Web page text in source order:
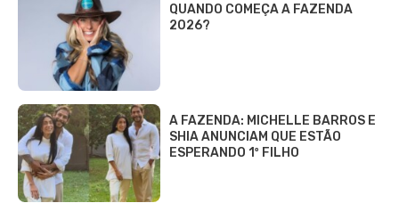
QUANDO COMEÇA A FAZENDA
2026?
A FAZENDA: MICHELLE BARROS E
SHIA ANUNCIAM QUE ESTÃO
ESPERANDO 1º FILHO